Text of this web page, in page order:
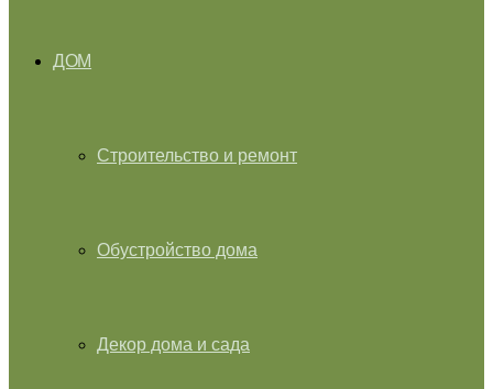
ДОМ
Строительство и ремонт
Обустройство дома
Декор дома и сада